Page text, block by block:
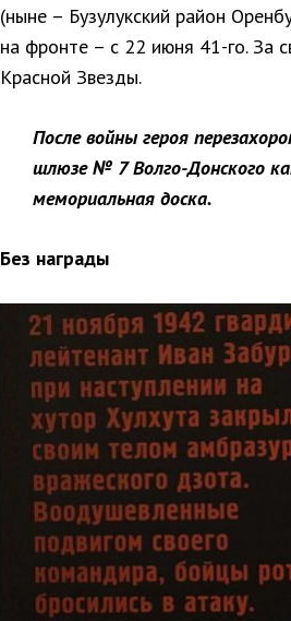
(ныне – Бузулукский район
на фронте – с 22 июня 41-го. За
Красной Звезды.
После войны героя
шлюзе № 7 Волго-Донского
мемориальная доска.
Без награды